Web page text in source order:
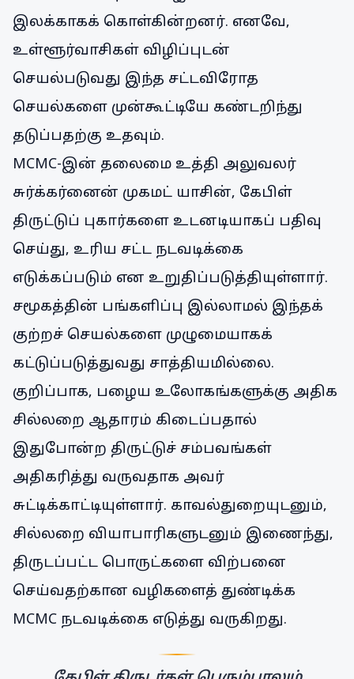
இலக்காகக் கொள்கின்றனர். எனவே,
உள்ளூர்வாசிகள் விழிப்புடன்
செயல்படுவது இந்த சட்டவிரோத
செயல்களை முன்கூட்டியே கண்டறிந்து
தடுப்பதற்கு உதவும்.
MCMC-இன் தலைமை உத்தி அலுவலர்
சுர்க்கர்னைன் முகமட் யாசின், கேபிள்
திருட்டுப் புகார்களை உடனடியாகப் பதிவு
செய்து, உரிய சட்ட நடவடிக்கை
எடுக்கப்படும் என உறுதிப்படுத்தியுள்ளார்.
சமூகத்தின் பங்களிப்பு இல்லாமல் இந்தக்
குற்றச் செயல்களை முழுமையாகக்
கட்டுப்படுத்துவது சாத்தியமில்லை.
குறிப்பாக, பழைய உலோகங்களுக்கு அதிக
சில்லறை ஆதாரம் கிடைப்பதால்
இதுபோன்ற திருட்டுச் சம்பவங்கள்
அதிகரித்து வருவதாக அவர்
சுட்டிக்காட்டியுள்ளார். காவல்துறையுடனும்,
சில்லறை வியாபாரிகளுடனும் இணைந்து,
திருடப்பட்ட பொருட்களை விற்பனை
செய்வதற்கான வழிகளைத் துண்டிக்க
MCMC நடவடிக்கை எடுத்து வருகிறது.